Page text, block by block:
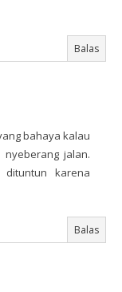
Balas
bahaya kalau
jalan.
karena
Balas